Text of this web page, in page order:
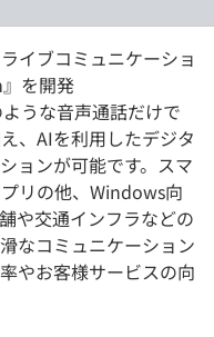
イブコミュニケーショ
を開発
うな音声通話だけで
、AIを利用したデジタ
ョンが可能です。スマ
リの他、Windows向
や交通インフラなどの
なコミュニケーション
やお客様サービスの向